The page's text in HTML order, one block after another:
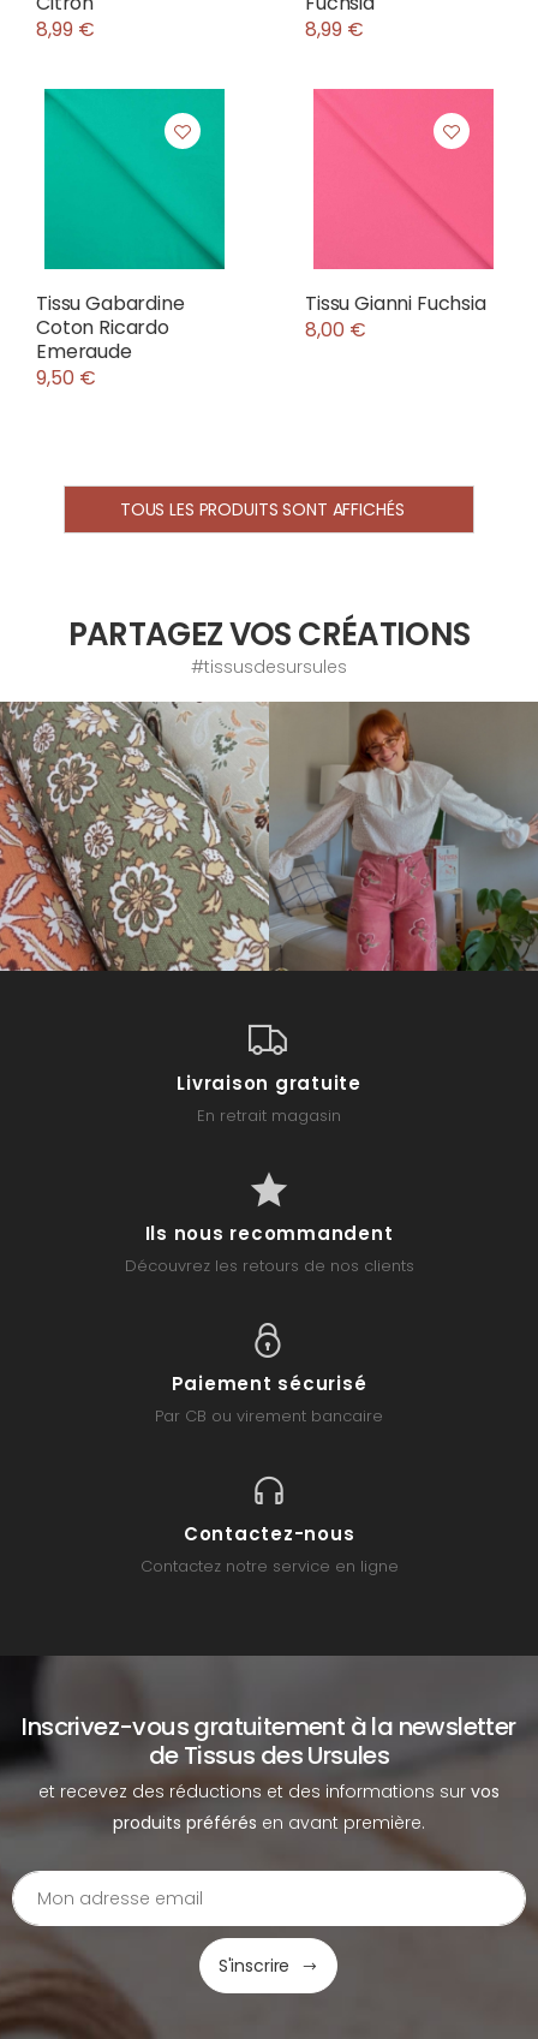
8,99 €
8,99 €
Tissu Gabardine
Coton Ricardo
Emeraude
9,50 €
Tissu Gianni Fuchsia
8,00 €
TOUS LES PRODUITS SONT AFFICHÉS
PARTAGEZ VOS CRÉATIONS
#tissusdesursules
Livraison gratuite
En retrait magasin
Ils nous recommandent
Découvrez les retours de nos clients
Paiement sécurisé
Par CB ou virement bancaire
Contactez-nous
Contactez notre service en ligne
Inscrivez-vous gratuitement à la newsletter
de Tissus des Ursules
et recevez des réductions et des informations sur vos
produits préférés en avant première.
S'inscrire